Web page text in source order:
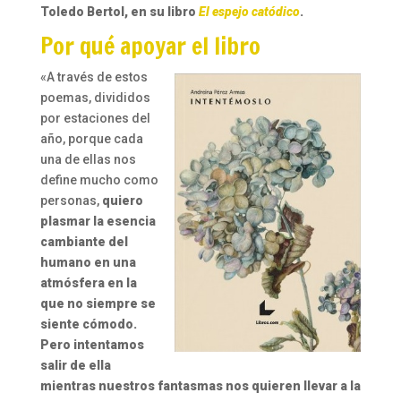
Toledo Bertol, en su libro El espejo catódico.
Por qué apoyar el libro
«A través de estos
poemas, divididos
por estaciones del
año, porque cada
una de ellas nos
define mucho como
personas, quiero
plasmar la esencia
cambiante del
humano en una
atmósfera en la
que no siempre se
siente cómodo.
Pero intentamos
salir de ella
mientras nuestros fantasmas nos quieren llevar a la